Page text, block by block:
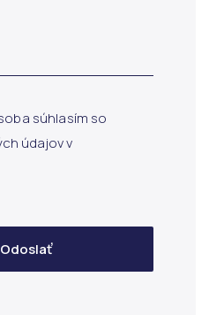
súhlasím so
údajov v
Odoslať